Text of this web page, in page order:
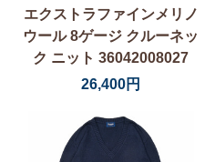
エクストラファインメリノ
ウール 8ゲージ クルーネッ
ク ニット 36042008027
26,400円